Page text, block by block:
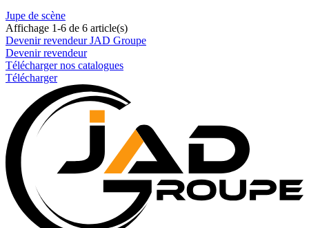
Jupe de scène
Affichage 1-6 de 6 article(s)
Devenir revendeur JAD Groupe
Devenir revendeur
Télécharger nos catalogues
Télécharger